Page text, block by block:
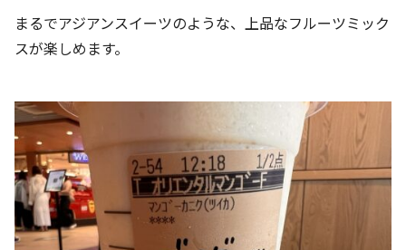
まるでアジアンスイーツのような、上品なフルーツミック
スが楽しめます。